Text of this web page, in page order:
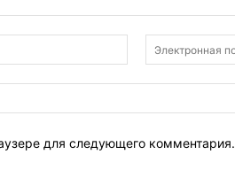
Имя:*
для следующего комментария.